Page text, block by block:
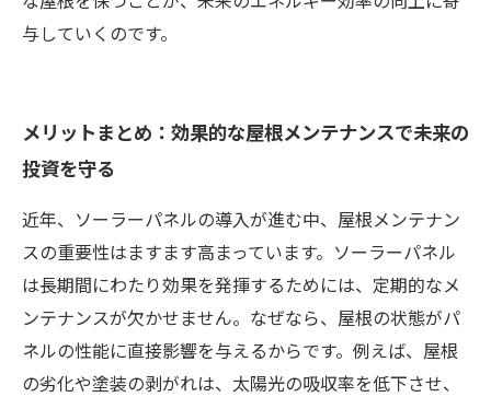
与していくのです。
メリットまとめ：効果的な屋根メンテナンスで未来の
投資を守る
近年、ソーラーパネルの導入が進む中、屋根メンテナン
スの重要性はますます高まっています。ソーラーパネル
は長期間にわたり効果を発揮するためには、定期的なメ
ンテナンスが欠かせません。なぜなら、屋根の状態がパ
ネルの性能に直接影響を与えるからです。例えば、屋根
の劣化や塗装の剥がれは、太陽光の吸収率を低下させ、